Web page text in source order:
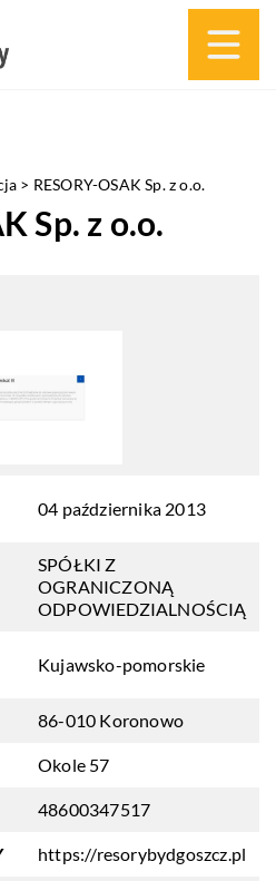
> RESORY-OSAK Sp. z o.o.
Sp. z o.o.
04 października 2013
SPÓŁKI Z
OGRANICZONĄ
ODPOWIEDZIALNOŚCIĄ
Kujawsko-pomorskie
86-010 Koronowo
Okole 57
48600347517
https://resorybydgoszcz.pl